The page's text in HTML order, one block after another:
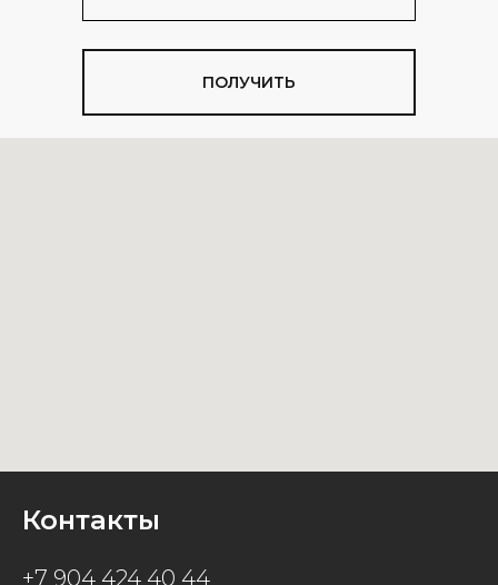
ПОЛУЧИТЬ
Контакты
+7 904 424 40 44